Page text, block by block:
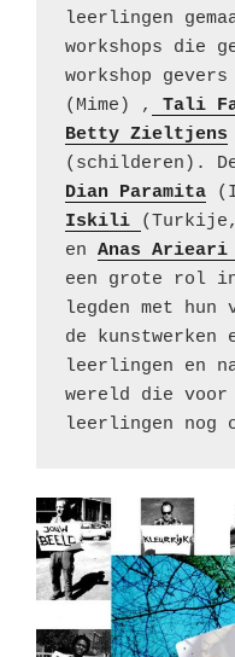
leerlingen
workshops die
workshop
(Mime) ,
Tali
Betty Zieltjens
Dian Paramita
Iskili
en Anas Arieari
een grote rol
legden met
de kunstwerken
leerlingen en
wereld die voor
leerlingen nog